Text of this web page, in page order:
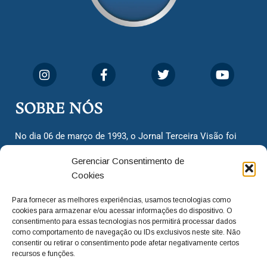
Gerenciar Consentimento de
Cookies
Para fornecer as melhores experiências, usamos tecnologias como
cookies para armazenar e/ou acessar informações do dispositivo. O
consentimento para essas tecnologias nos permitirá processar dados
como comportamento de navegação ou IDs exclusivos neste site. Não
consentir ou retirar o consentimento pode afetar negativamente certos
recursos e funções.
SOBRE NÓS
No dia 06 de março de 1993, o Jornal Terceira Visão foi
cidadãos valinhenses, já que naquela época só existiam
dois jornais. Há mais de 30 anos, o jornal continua
com o foco de trazer as melhores notícias. Nunca
deixamos de lado as necessidades do cidadão, sempre
questionando os órgãos públicos em busca de melhorias
para a cidade e sempre cobrando resoluções para casos